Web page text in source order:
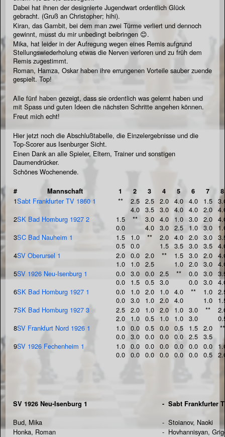
Dabei hat ihnen der designierte Jugendwart ordentlich Glück
gebracht. (Gruß an Christopher; hihi).
Kiran, das Gambit, bei dem man zwei Türme verliert und dennoch
gewinnt, musst du mir unbedingt beibringen 😊.
Mika, hat leider in der Aufregung wegen eines Remis aufgrund
Stellungswiederholung etwas die Nerven verloren und zu früh dem
Remis zugestimmt.
Roman, Hamza, Oskar haben ihre errungenen Vorteile sauber zuende
gespielt. Top!
Alle fünf haben gezeigt, dass sie ordentlich was gelernt haben und
mit Spass und guten Ideen die nächsten Schritte angehen können.
Freut mich echt!
Hier jetzt noch die Abschlußtabelle, die Einzelergebnisse und die
Top-Scorer aus Isenburger Sicht.
Einen Dank an alle Spieler, Eltern, Trainer und sonstigen
Daumendrücker.
Schönes Wochenende.
# Mannschaft 1 2 3 4 5 6 7 8
1Sabt Frankfurter TV 1860 1 **
2.5
4.0
2.5
3.5
2.0
3.0
4.0
4.0
4.0
4.0
1.5
2.0
2SK Bad Homburg 1927 2
1.5
0.0
**
3.0
4.0
4.0
3.0
1.0
2.5
3.0
1.0
2.0
3.0
3SC Bad Nauheim 1
1.5
0.5
1.0
0.0
**
2.0
1.5
4.0
3.5
2.0
3.0
3.0
3.5
4SV Oberursel 1
2.0
1.0
0.0
1.0
2.0
2.5
**
1.5
1.0
3.0
2.0
2.0
3.0
5SV 1926 Neu-Isenburg 1
0.0
0.0
3.0
1.5
0.0
0.5
2.5
3.0
**
0.0
0.0
3.0
3.0
6SK Bad Homburg 1927 1
0.0
0.0
1.0
3.0
2.0
1.0
1.0
2.0
4.0
4.0
**
1.0
1.0
7SK Bad Homburg 1927 3
2.5
2.0
2.0
1.0
1.0
0.5
2.0
1.0
1.0
1.0
3.0
3.0
**
8SV Frankfurt Nord 1926 1
1.0
0.0
0.0
3.0
0.5
0.0
0.0
0.0
0.5
0.0
1.5
2.5
2.0
3.5
**
9SV 1926 Fechenheim 1
1.0
0.0
0.0
0.0
0.0
0.0
0.0
0.0
0.0
0.0
0.0
0.0
0.0
0.5
SV 1926 Neu-Isenburg 1 - Sabt Frankfurter
Bud, Mika - Stoianov, Naoki
Honka, Roman
- Hovhannisyan,